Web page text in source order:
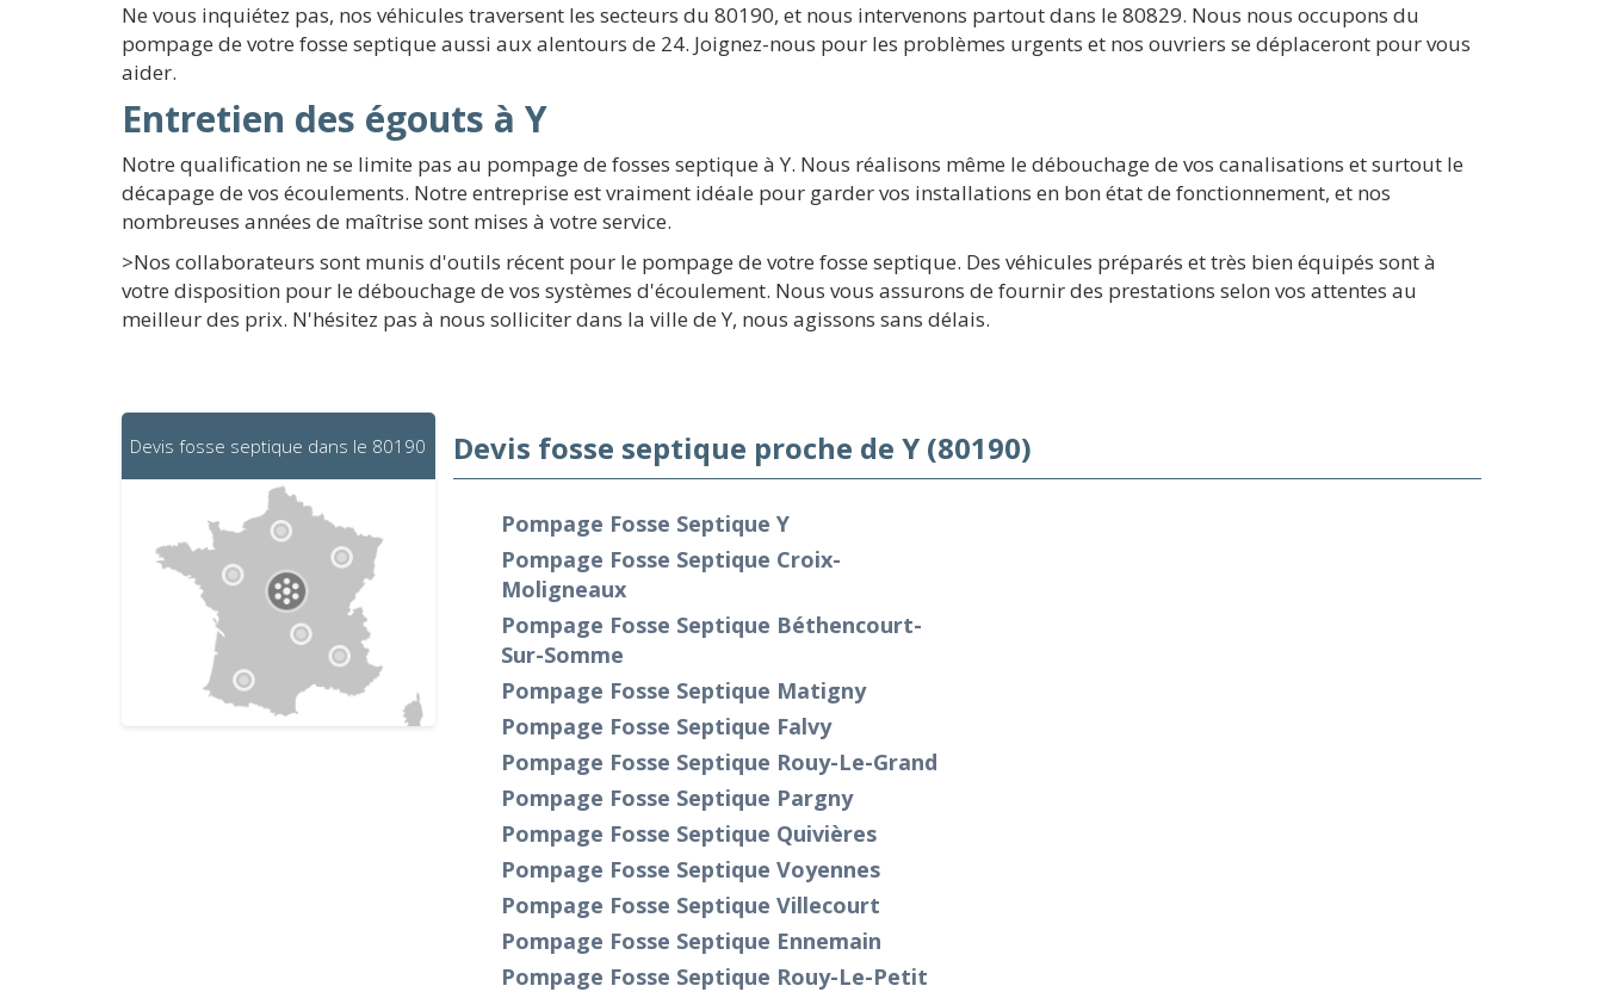
Ne vous inquiétez pas, nos véhicules traversent les secteurs du 80190, et nous intervenons partout dans le 80829. Nous nous occupons du
pompage de votre fosse septique aussi aux alentours de 24. Joignez-nous pour les problèmes urgents et nos ouvriers se déplaceront pour vous
aider.
Entretien des égouts à Y
Notre qualification ne se limite pas au pompage de fosses septique à Y. Nous réalisons même le débouchage de vos canalisations et surtout le
décapage de vos écoulements. Notre entreprise est vraiment idéale pour garder vos installations en bon état de fonctionnement, et nos
nombreuses années de maîtrise sont mises à votre service.
>Nos collaborateurs sont munis d'outils récent pour le pompage de votre fosse septique. Des véhicules préparés et très bien équipés sont à
votre disposition pour le débouchage de vos systèmes d'écoulement. Nous vous assurons de fournir des prestations selon vos attentes au
meilleur des prix. N'hésitez pas à nous solliciter dans la ville de Y, nous agissons sans délais.
Devis fosse septique dans le 80190 Devis fosse septique proche de Y (80190)
Pompage Fosse Septique Y
Pompage Fosse Septique Croix-
Moligneaux
Pompage Fosse Septique Béthencourt-
Sur-Somme
Pompage Fosse Septique Matigny
Pompage Fosse Septique Falvy
Pompage Fosse Septique Rouy-Le-Grand
Pompage Fosse Septique Pargny
Pompage Fosse Septique Quivières
Pompage Fosse Septique Voyennes
Pompage Fosse Septique Villecourt
Pompage Fosse Septique Ennemain
Pompage Fosse Septique Rouy-Le-Petit